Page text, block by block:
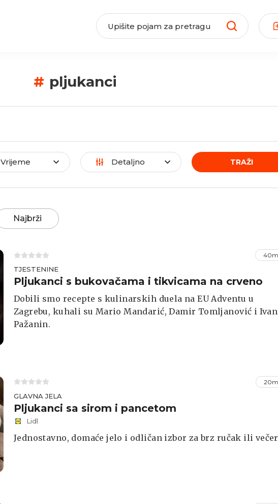
# pljukanci
Vrijeme Detaljno TRAŽI
Najbrži
TJESTENINE
Pljukanci s bukovačama i tikvicama na crveno
Dobili smo recepte s kulinarskih duela na EU Adventu u
Zagrebu, kuhali su Mario Mandarić, Damir Tomljanović i Ivan
Pažanin.
GLAVNA JELA
Pljukanci sa sirom i pancetom
Lidl
Jednostavno, domaće jelo i odličan izbor za brz ručak ili